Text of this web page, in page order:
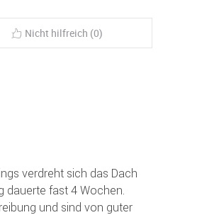
Nicht hilfreich (0)
verdreht sich das Dach
dauerte fast 4 Wochen.
und sind von guter